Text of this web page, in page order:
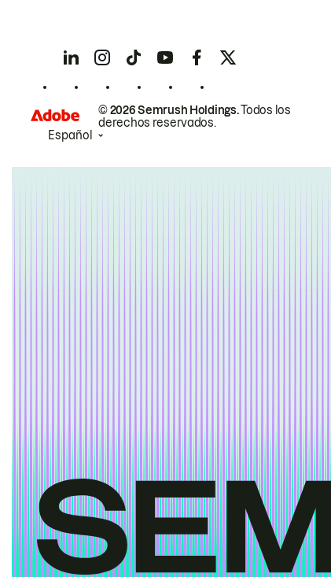
© 2026 Semrush Holdings.Todos los
derechos reservados.
Español